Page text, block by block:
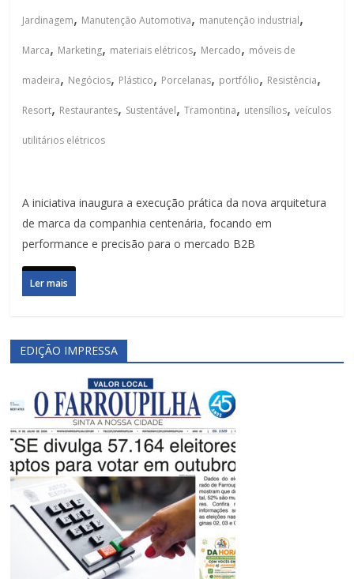
Jardinagem, Manutenção Automotiva, manutenção industrial,
Marca, Marketing, materiais elétricos, Mercado, móveis de
madeira, Negócios, Plástico, Porcelanas, portfólio, Resistência,
Resort, Restaurantes, Sustentável,Tramontina, utensílios,veículos
utilitários elétricos
A iniciativa inaugura a execução prática da nova arquitetura
de marca da companhia centenária, focando em
performance e precisão para o mercado B2B
Ler mais
EDIÇÃO IMPRESSA